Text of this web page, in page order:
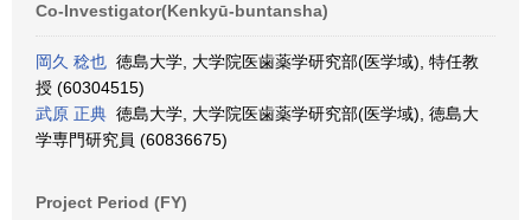
Co-Investigator(Kenkyū-buntansha)
岡久 稔也 徳島大学, 大学院医歯薬学研究部(医学域), 特任教
授 (60304515)
武原 正典 徳島大学, 大学院医歯薬学研究部(医学域), 徳島大
学専門研究員 (60836675)
Project Period (FY)